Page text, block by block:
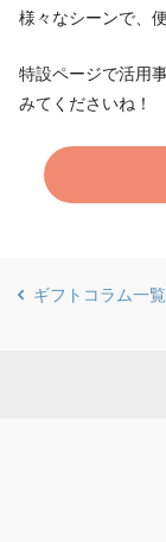
様々なシーンで、
特設ページで活用
みてくださいね！
ギフトコラム一